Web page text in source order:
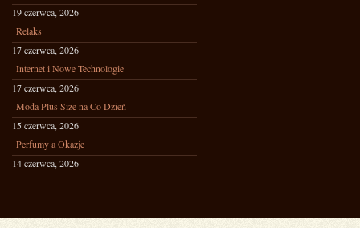
19 czerwca, 2026
Relaks
17 czerwca, 2026
Internet i Nowe Technologie
17 czerwca, 2026
Moda Plus Size na Co Dzień
15 czerwca, 2026
Perfumy a Okazje
14 czerwca, 2026